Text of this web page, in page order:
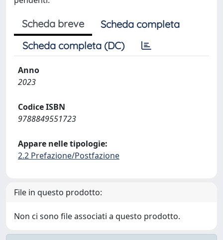
Scheda breve
Scheda completa
Scheda completa (DC)
Anno
2023
Codice ISBN
9788849551723
Appare nelle tipologie:
2.2 Prefazione/Postfazione
File in questo prodotto:
Non ci sono file associati a questo prodotto.